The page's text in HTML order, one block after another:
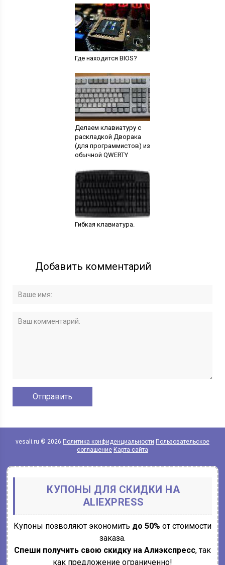
Где находится BIOS?
Делаем клавиатуру с
раскладкой Дворака
(для программистов) из
обычной QWERTY
Гибкая клавиатура.
Добавить комментарий
vesali.ru © 2026 Политика конфиденциальности Пользовательское
соглашение Карта сайта
КУПОНЫ ДЛЯ СКИДКИ НА
ALIEXPRESS
Купоны позволяют экономить до 50% от стоимости
заказа.
Спеши получить свою скидку на Алиэкспресс, так
как предложение ограниченно!